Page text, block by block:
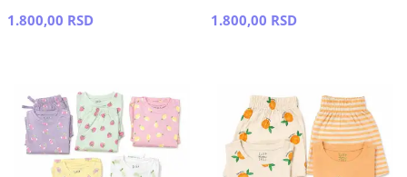
1.800,00 RSD 1.800,00 RSD